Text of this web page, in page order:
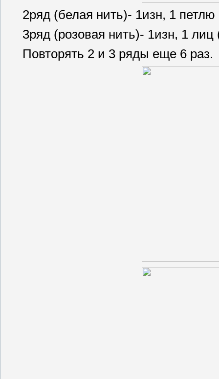
2ряд (белая нить)- 1изн, 1 петлю
3ряд (розовая нить)- 1изн, 1 лиц
Повторять 2 и 3 ряды еще 6 раз.